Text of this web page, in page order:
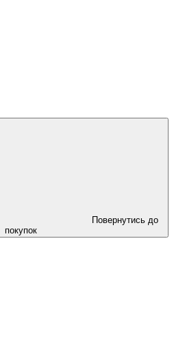
Повернутись до
покупок